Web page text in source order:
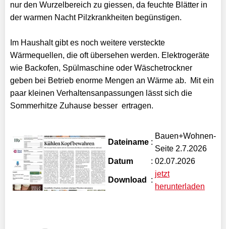
nur den Wurzelbereich zu giessen, da feuchte Blätter in
der warmen Nacht Pilzkrankheiten begünstigen.
Im Haushalt gibt es noch weitere versteckte
Wärmequellen, die oft übersehen werden. Elektrogeräte
wie Backofen, Spülmaschine oder Wäschetrockner
geben bei Betrieb enorme Mengen an Wärme ab. Mit ein
paar kleinen Verhaltensanpassungen lässt sich die
Sommerhitze Zuhause besser ertragen.
Dateiname :
Bauen+Wohnen-
Seite 2.7.2026
Datum
: 02.07.2026
Download :
jetzt
herunterladen